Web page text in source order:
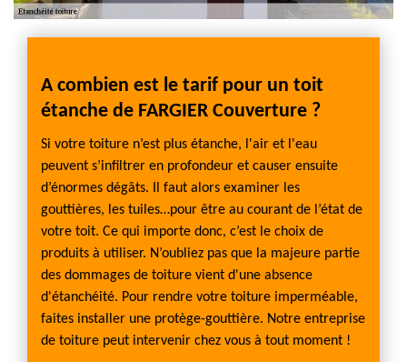
A combien est le tarif pour un toit
étanche de FARGIER Couverture ?
Si votre toiture n’est plus étanche, l'air et l'eau
peuvent s’infiltrer en profondeur et causer ensuite
d’énormes dégâts. Il faut alors examiner les
gouttières, les tuiles…pour être au courant de l’état de
votre toit. Ce qui importe donc, c’est le choix de
produits à utiliser. N’oubliez pas que la majeure partie
des dommages de toiture vient d'une absence
d'étanchéité. Pour rendre votre toiture imperméable,
faites installer une protège-gouttière. Notre entreprise
de toiture peut intervenir chez vous à tout moment !